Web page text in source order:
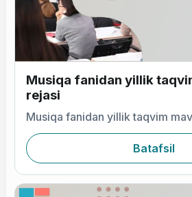
Musiqa fanidan yillik
rejasi
Musiqa fanidan yillik taqvim
Batafsil